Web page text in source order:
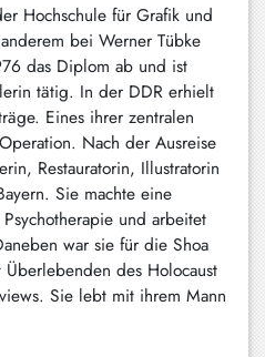
Hochschule für Grafik und
bei Werner Tübke
das Diplom ab und ist
tätig. In der DDR erhielt
Eines ihrer zentralen
Nach der Ausreise
Restauratorin, Illustratorin
Sie machte eine
und arbeitet
war sie für die Shoa
des Holocaust
Sie lebt mit ihrem Mann